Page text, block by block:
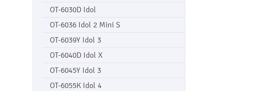
OT-6030D Idol
OT-6036 Idol 2 Mini S
OT-6039Y Idol 3
OT-6040D Idol X
OT-6045Y Idol 3
OT-6055K Idol 4